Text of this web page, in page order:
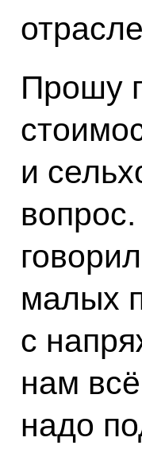
Прошу
и
малых
с
нам
надо